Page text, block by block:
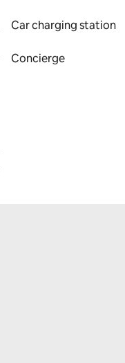
Car charging station
Concierge